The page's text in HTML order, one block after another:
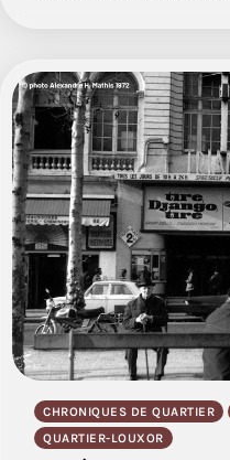
CHRONIQUES DE QUARTIER
QUARTIER-LOUXOR